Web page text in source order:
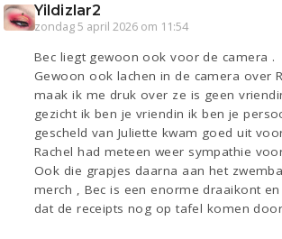
Yildizlar2
zondag 5 april 2026 om 11:54
Bec liegt gewoon ook voor de camera .
Gewoon ook lachen in de camera over
maak ik me druk over ze is geen
gezicht ik ben je vriendin ik ben je
gescheld van Juliette kwam goed uit
Rachel had meteen weer sympathie
Ook die grapjes daarna aan het
merch , Bec is een enorme draaikont
dat de receipts nog op tafel komen